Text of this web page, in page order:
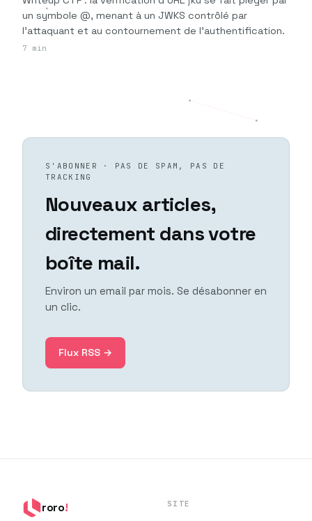
un symbole @, menant à un JWKS contrôlé par
l'attaquant et au contournement de l'authentification.
7 min
S'ABONNER · PAS DE SPAM, PAS DE
TRACKING
Nouveaux articles,
directement dans votre
boîte mail.
Environ un email par mois. Se désabonner en
un clic.
Flux RSS →
roro! SITE